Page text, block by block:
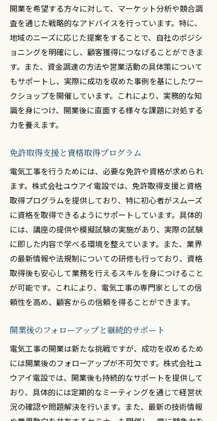
開業を希望する方々に対して、マーケット分析や競合調
査を通じた戦略的なアドバイスを行っています。特に、
地域のニーズに応じた提案をすることで、自社のポジシ
ョニングを明確にし、顧客獲得につなげることができま
す。また、資金調達の方法や営業活動の具体策について
もサポートし、実際に成功を収めた事例を基にしたワー
クショップを開催しています。これにより、実務的な知
識を身につけ、開業後に直面する様々な課題に対処する
力を養えます。
免許取得支援と資格取得プログラム
電気工事を行うためには、必要な免許や資格が求められ
ます。株式会社ユウアイ電設では、免許取得支援と資格
取得プログラムを提供しており、特に初心者がスムーズ
に資格を取得できるようにサポートしています。具体的
には、講座の提供や模擬試験の実施があり、実際の試験
に即した内容で学べる環境を整えています。また、業界
の最新情報や法規制についての研修も行っており、資格
取得後も安心して業務を行えるスキルを身につけること
が可能です。これにより、電気工事の専門家としての信
頼性を高め、顧客からの信頼を得ることができます。
開業後のフォローアップと継続的サポート
電気工事の開業は新たな挑戦ですが、成功を収めるため
には開業後のフォローアップが不可欠です。株式会社ユ
ウアイ電設では、開業後も持続的なサポートを提供して
おり、具体的には定期的なミーティングを通じて経営状
況の確認や問題解決を行います。また、最新の技術情報